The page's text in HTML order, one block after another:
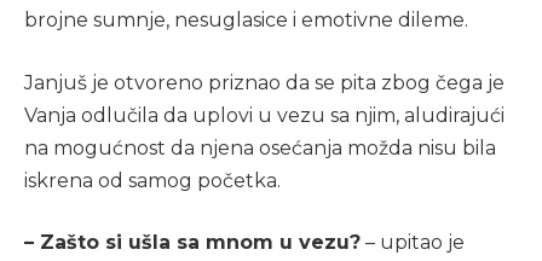
brojne sumnje, nesuglasice i emotivne dileme.
Janjuš je otvoreno priznao da se pita zbog čega je
Vanja odlučila da uplovi u vezu sa njim, aludirajući
na mogućnost da njena osećanja možda nisu bila
iskrena od samog početka.
– Zašto si ušla sa mnom u vezu? – upitao je